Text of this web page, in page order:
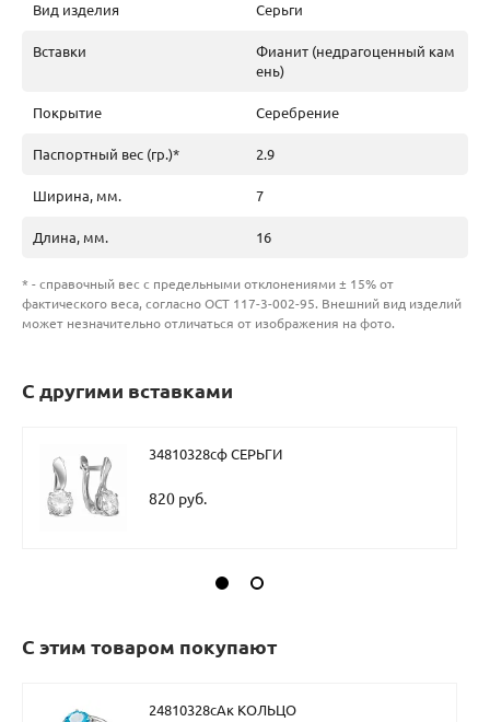
Вид изделия Серьги
Вставки
Фианит (недрагоценный кам
ень)
Покрытие Серебрение
Паспортный вес (гр.)* 2.9
Ширина, мм. 7
Длина, мм. 16
* - справочный вес с предельными отклонениями ± 15% от
фактического веса, согласно ОСТ 117-3-002-95. Внешний вид изделий
может незначительно отличаться от изображения на фото.
С другими вставками
34810328сф СЕРЬГИ
820 руб.
С этим товаром покупают
24810328сАк КОЛЬЦО